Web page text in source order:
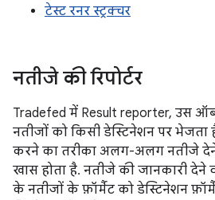
टेस्ट रनर स्ट्रक्चर
नतीजे की रिपोर्टर
Tradefed में Result reporter, उस
नतीजों को किसी डेस्टिनेशन पर भेजता
करने का तरीका अलग-अलग नतीजे
खास होता है. नतीजे की जानकारी देने
के नतीजों के फ़ॉर्मैट को डेस्टिनेशन